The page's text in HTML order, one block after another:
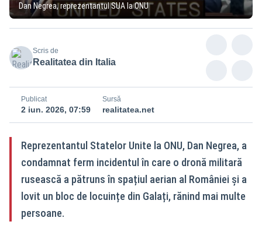
Dan Negrea, reprezentantul SUA la ONU
Scris de
Realitatea din Italia
Publicat
2 iun. 2026, 07:59
Sursă
realitatea.net
Reprezentantul Statelor Unite la ONU, Dan Negrea, a
condamnat ferm incidentul în care o dronă militară
rusească a pătruns în spațiul aerian al României și a
lovit un bloc de locuințe din Galați, rănind mai multe
persoane.